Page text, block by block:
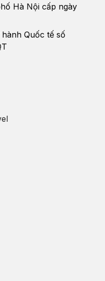
nghiệm các tiết mục biểu
động vật biển -“C show”
kết hợp hoàn hảo giữa thế
giải trí, đưa bạn đến gần
sinh đó. Các thay
và tình hình thực tế;
nhận phòng từ
12h00;
Hà Nội cấp ngày
Quốc tế số